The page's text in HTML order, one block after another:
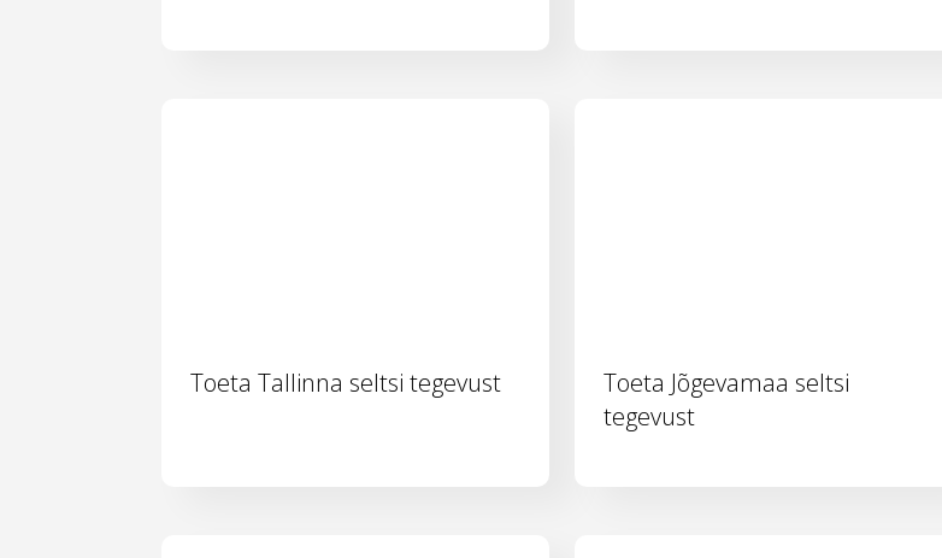
Toeta Tallinna seltsi tegevust
Toeta Jõgevamaa seltsi
tegevust